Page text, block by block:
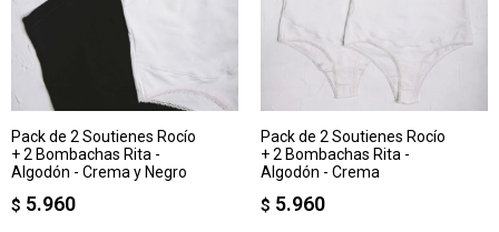
Pack de 2 Soutienes Rocío
+ 2 Bombachas Rita -
Algodón - Crema y Negro
$ 5.960
Pack de 2 Soutienes Rocío
+ 2 Bombachas Rita -
Algodón - Crema
$ 5.960